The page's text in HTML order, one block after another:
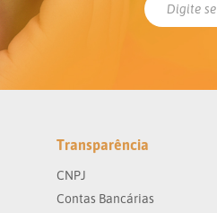
Transparência
CNPJ
Contas Bancárias